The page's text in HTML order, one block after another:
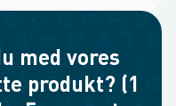
med vores
produkt? (1